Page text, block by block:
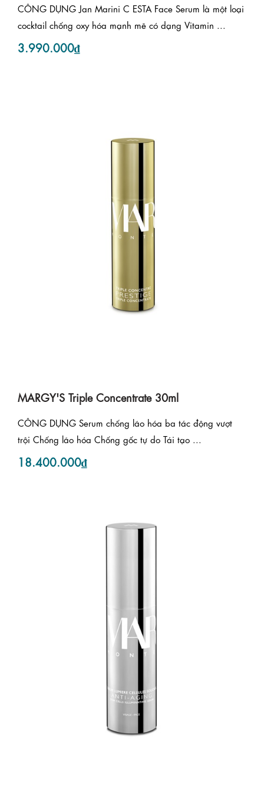
CÔNG DỤNG Jan Marini C ESTA Face Serum là một loại
cocktail chống oxy hóa mạnh mẽ có dạng Vitamin ...
3.990.000₫
MARGY'S Triple Concentrate 30ml
CÔNG DỤNG Serum chống lão hóa ba tác động vượt
trội Chống lão hóa Chống gốc tự do Tái tạo ...
18.400.000₫